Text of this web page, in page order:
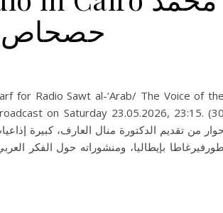
حصحاص
for Radio Sawt al-‘Arab/ The Voice of the
on Saturday 23.05.2026, 23:15. (30